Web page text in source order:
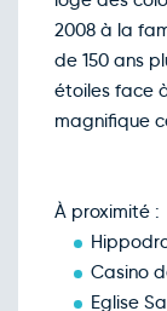
2008 à la
de 150 ans
étoiles face
magnifique
À proximité :
Casino
Eglise